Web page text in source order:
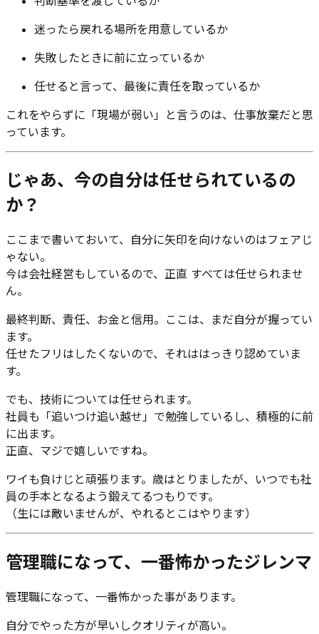
迷ったら戻れる場所を用意しているか
失敗したときに前に立っているか
任せると言って、最後に責任を取っているか
これをやらずに「現場が弱い」と言うのは、仕事放棄だと思
っています。
じゃあ、今の自分は任せられているの
か？
ここまで書いておいて、自分に矢印を向けないのはフェアじ
ゃない。
今は会社経営もしているので、正直 すべては任せられませ
ん。
最終判断、責任、お金と信用。ここは、まだ自分が握ってい
ます。
任せたフリはしたくないので、それははっきり認めていま
す。
でも、技術については任せられます。
社員も「追いつけ追い越せ」で勉強しているし、積極的に前
に出ます。
正直、マジで嬉しいですね。
ワイも負けじと頑張ります。歳はとりましたが、いつでも社
員の手本となるよう鍛えてるつもりです。
（生には敵いませんが、やれるとこはやります）
管理職になって、一番怖かったジレンマ
管理職になって、一番怖かった事があります。
自分でやった方が早いしクオリティが高い。